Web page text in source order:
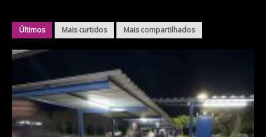
Últimos Mais curtidos Mais compartilhados